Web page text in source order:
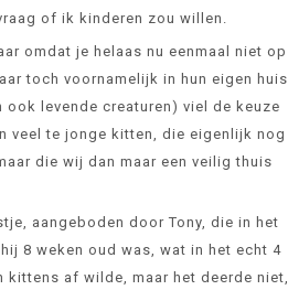
of ik kinderen zou willen.
omdat je helaas nu eenmaal niet op
toch voornamelijk in hun eigen huis
levende creaturen) viel de keuze
veel te jonge kitten, die eigenlijk nog
die wij dan maar een veilig thuis
aangeboden door Tony, die in het
8 weken oud was, wat in het echt 4
kittens af wilde, maar het deerde niet,